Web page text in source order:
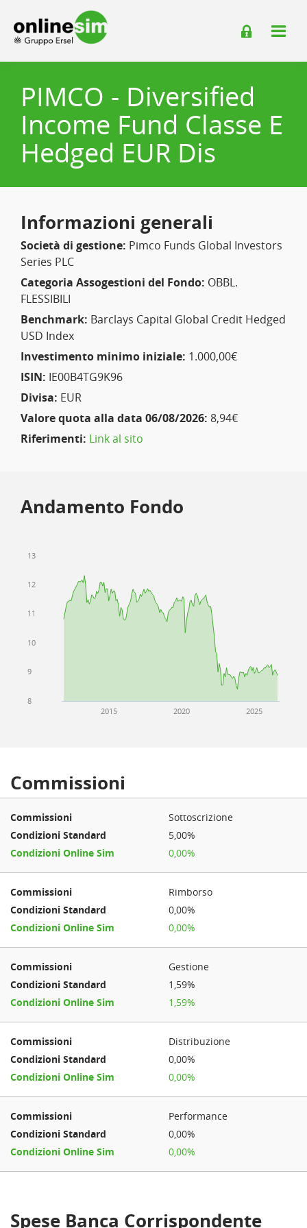
PIMCO - Diversified
Income Fund Classe E
Hedged EUR Dis
Informazioni generali
Società di gestione: Pimco Funds Global Investors
Series PLC
Categoria Assogestioni del Fondo: OBBL.
FLESSIBILI
Benchmark: Barclays Capital Global Credit Hedged
USD Index
Investimento minimo iniziale: 1.000,00€
ISIN: IE00B4TG9K96
Divisa: EUR
Valore quota alla data 06/08/2026: 8,94€
Riferimenti: Link al sito
Andamento Fondo
2015 2020 2025
8
9
10
11
12
13
Commissioni
Sottoscrizione
5,00%
0,00%
Rimborso
0,00%
0,00%
Gestione
1,59%
1,59%
Distribuzione
0,00%
0,00%
Performance
0,00%
0,00%
Spese Banca Corrispondente